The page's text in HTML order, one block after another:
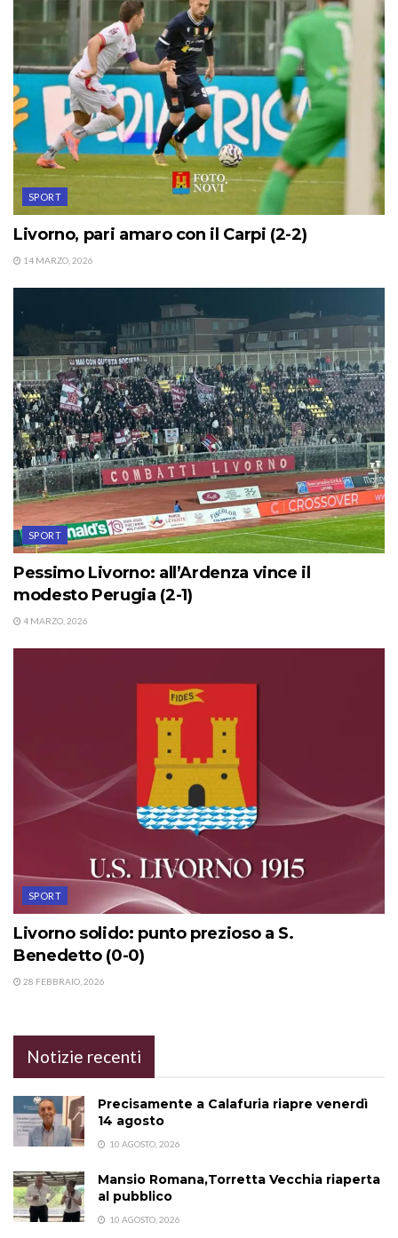
SPORT
Livorno, pari amaro con il Carpi (2-2)
14 MARZO, 2026
SPORT
Pessimo Livorno: all’Ardenza vince il
modesto Perugia (2-1)
4 MARZO, 2026
SPORT
Livorno solido: punto prezioso a S.
Benedetto (0-0)
28 FEBBRAIO, 2026
Notizie recenti
Precisamente a Calafuria riapre venerdì
14 agosto
10 AGOSTO, 2026
Mansio Romana,Torretta Vecchia riaperta
al pubblico
10 AGOSTO, 2026